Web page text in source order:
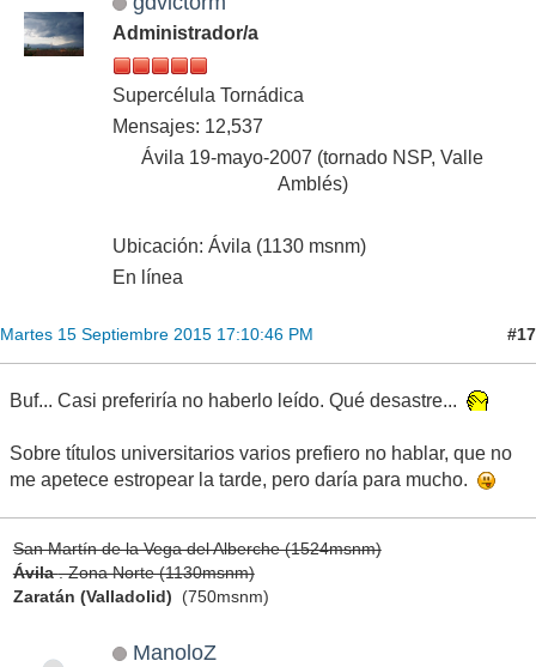
Administrador/a
Supercélula Tornádica
Mensajes: 12,537
Ávila 19-mayo-2007 (tornado NSP, Valle
Amblés)
Ubicación: Ávila (1130 msnm)
En línea
Martes 15 Septiembre 2015 17:10:46 PM #17
Buf... Casi preferiría no haberlo leído. Qué desastre...
Sobre títulos universitarios varios prefiero no hablar, que no
me apetece estropear la tarde, pero daría para mucho.
San Martín de la Vega del Alberche (1524msnm)
Ávila. Zona Norte (1130msnm)
Zaratán (Valladolid) (750msnm)
ManoloZ